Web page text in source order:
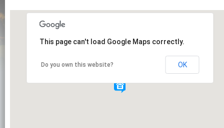
This page can't load Google Maps correctly.
Do you own this website? OK